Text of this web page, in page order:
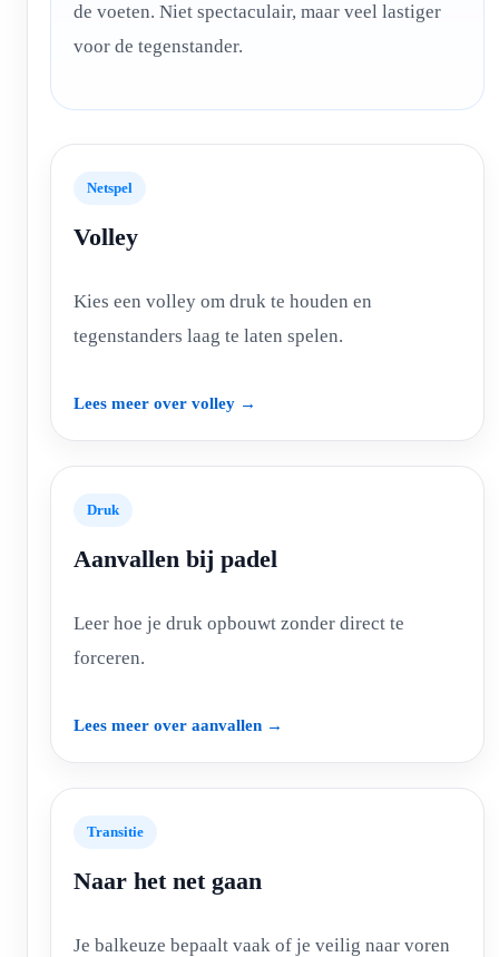
de voeten. Niet spectaculair, maar veel lastiger
voor de tegenstander.
Netspel
Volley
Kies een volley om druk te houden en
tegenstanders laag te laten spelen.
Lees meer over volley →
Druk
Aanvallen bij padel
Leer hoe je druk opbouwt zonder direct te
forceren.
Lees meer over aanvallen →
Transitie
Naar het net gaan
Je balkeuze bepaalt vaak of je veilig naar voren